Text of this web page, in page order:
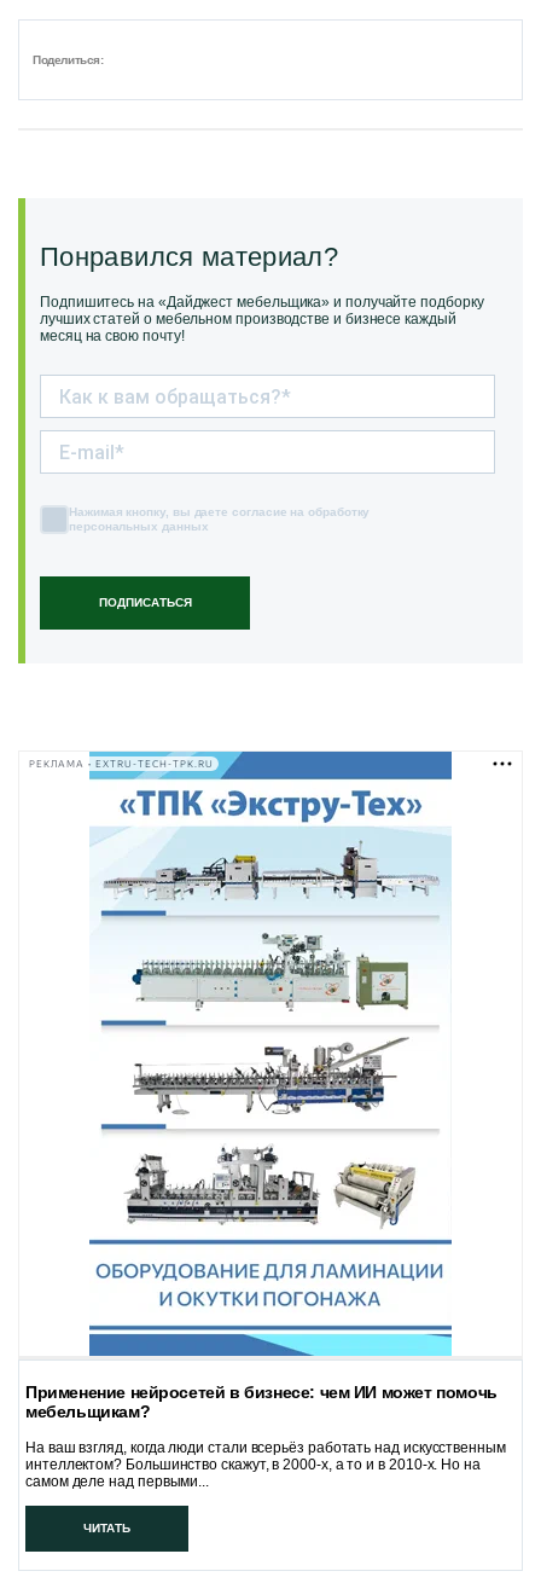
Поделиться:
Понравился материал?
Подпишитесь на «Дайджест мебельщика» и получайте подборку
лучших статей о мебельном производстве и бизнесе каждый
месяц на свою почту!
ПОДПИСАТЬСЯ
Нажимая кнопку, вы даете согласие на обработку
персональных данных
РЕКЛАМА • EXTRU-TECH-TPK.RU
Применение нейросетей в бизнесе: чем ИИ может помочь
мебельщикам?
На ваш взгляд, когда люди стали всерьёз работать над искусственным
интеллектом? Большинство скажут, в 2000-х, а то и в 2010-х. Но на
самом деле над первыми...
ЧИТАТЬ